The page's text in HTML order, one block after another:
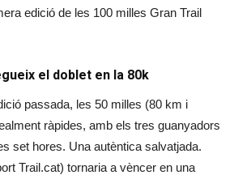
edició de les 100 milles Gran Trail
el doblet en la 80k
passada, les 50 milles (80 km i
ràpides, amb els tres guanyadors
set hores. Una autèntica salvatjada.
Trail.cat) tornaria a vèncer en una